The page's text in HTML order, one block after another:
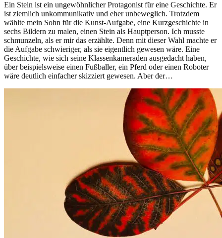
Ein Stein ist ein ungewöhnlicher Protagonist für eine Geschichte. Er
ist ziemlich unkommunikativ und eher unbeweglich. Trotzdem
wählte mein Sohn für die Kunst-Aufgabe, eine Kurzgeschichte in
sechs Bildern zu malen, einen Stein als Hauptperson. Ich musste
schmunzeln, als er mir das erzählte. Denn mit dieser Wahl machte er
die Aufgabe schwieriger, als sie eigentlich gewesen wäre. Eine
Geschichte, wie sich seine Klassenkameraden ausgedacht haben,
über beispielsweise einen Fußballer, ein Pferd oder einen Roboter
wäre deutlich einfacher skizziert gewesen. Aber der…